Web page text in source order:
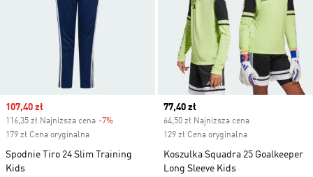
Sale price
107,40 zł
116,35 zł Najniższa cena -7%
179 zł Cena oryginalna
Spodnie Tiro 24 Slim Training
Kids
Current price
77,40 zł
64,50 zł Najniższa cena
129 zł Cena oryginalna
Koszulka Squadra 25 Goalkeeper
Long Sleeve Kids